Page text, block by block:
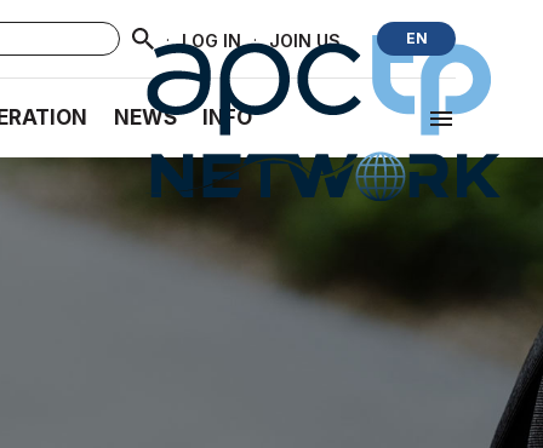
· LOG IN · JOIN US EN
NEWS INFO